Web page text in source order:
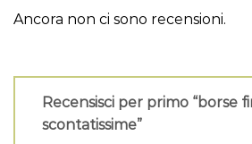
Ancora non ci sono recensioni.
Recensisci per primo “borse
scontatissime”